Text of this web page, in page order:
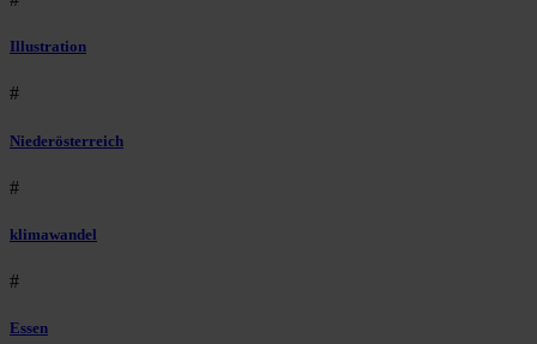
Illustration
#
Niederösterreich
#
klimawandel
#
Essen